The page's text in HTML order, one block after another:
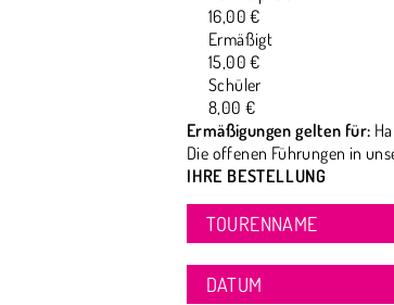
16,00 €
Ermäßigt
15,00 €
Schüler
8,00 €
Ermäßigungen gelten für:
Die offenen Führungen in
IHRE BESTELLUNG
TOURENNAME
DATUM